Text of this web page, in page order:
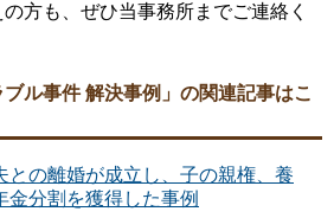
方も、ぜひ当事務所までご連絡く
ブル事件 解決事例」の関連記事はこ
との離婚が成立し、子の親権、養
金分割を獲得した事例